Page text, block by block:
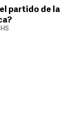
el partido de la